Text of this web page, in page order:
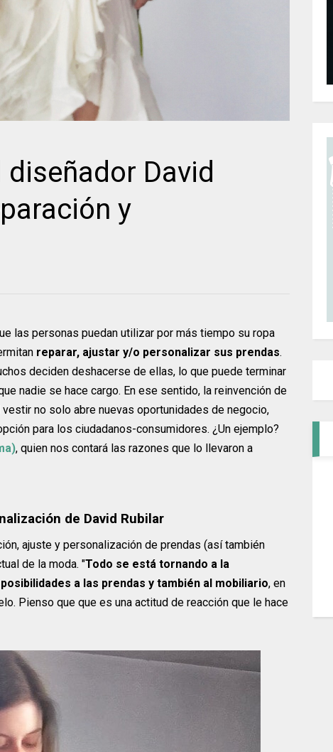
David
y
las personas puedan utilizar por más tiempo su ropa
reparar, ajustar y/o personalizar sus prendas.
deciden deshacerse de ellas, lo que puede terminar
nadie se hace cargo. En ese sentido, la reinvención de
no solo abre nuevas oportunidades de negocio,
para los ciudadanos-consumidores. ¿Un ejemplo?
, quien nos contará las razones que lo llevaron a
de David Rubilar
ajuste y personalización de prendas (así también
de la moda. "Todo se está tornando a la
a las prendas y también al mobiliario, en
Pienso que que es una actitud de reacción que le hace